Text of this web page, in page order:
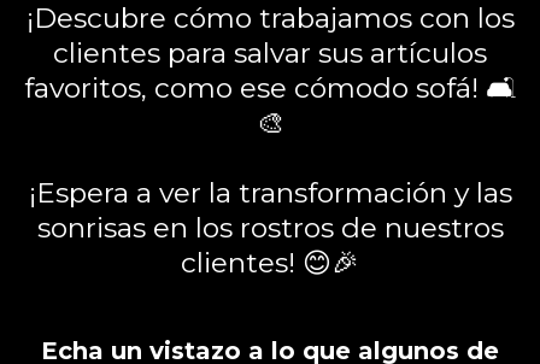
¡Descubre cómo trabajamos con los
clientes para salvar sus artículos
favoritos, como ese cómodo sofá! 🛋️
🎨
¡Espera a ver la transformación y las
sonrisas en los rostros de nuestros
clientes! 😊🎉
Echa un vistazo a lo que algunos de